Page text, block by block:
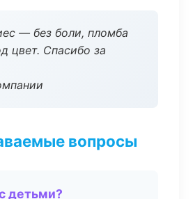
— без боли, пломба
цвет. Спасибо за
вопросы
детьми?